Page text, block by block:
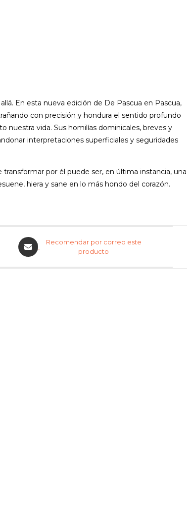
En esta nueva edición de De Pascua en Pascua,
con precisión y hondura el sentido profundo
nuestra vida. Sus homilías dominicales, breves y
interpretaciones superficiales y seguridades
por él puede ser, en última instancia, una
hiera y sane en lo más hondo del corazón.
Opens
in
Recomendar por correo este
producto